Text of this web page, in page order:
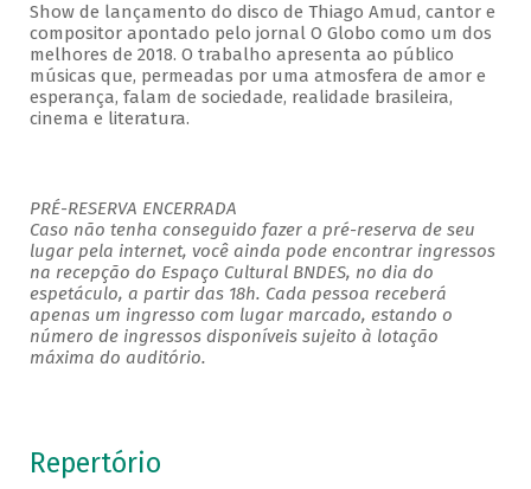
Show de lançamento do disco de Thiago Amud, cantor e
compositor apontado pelo jornal O Globo como um dos
melhores de 2018. O trabalho apresenta ao público
músicas que, permeadas por uma atmosfera de amor e
esperança, falam de sociedade, realidade brasileira,
cinema e literatura.
PRÉ-RESERVA ENCERRADA
Caso não tenha conseguido fazer a pré-reserva de seu
lugar pela internet, você ainda pode encontrar ingressos
na recepção do Espaço Cultural BNDES, no dia do
espetáculo, a partir das 18h. Cada pessoa receberá
apenas um ingresso com lugar marcado, estando o
número de ingressos disponíveis sujeito à lotação
máxima do auditório.
Repertório